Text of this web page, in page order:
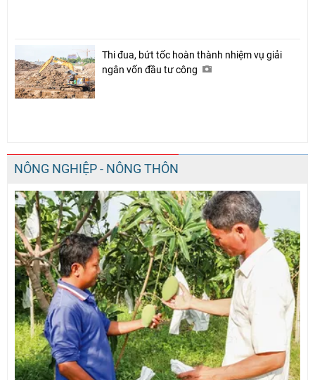
Thi đua, bứt tốc hoàn thành nhiệm vụ giải
ngân vốn đầu tư công
NÔNG NGHIỆP - NÔNG THÔN